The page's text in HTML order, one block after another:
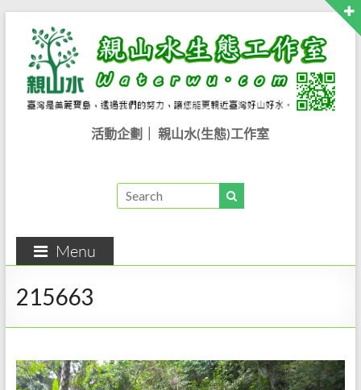
content
生
態
工
作
室..
環
活動企劃｜ 親山水(生態)工作室
Menu
215663